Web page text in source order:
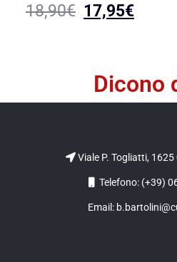
18,90€ 17,95€
Dicono
Viale P. Togliatti,
Telefono: (+39)
Email: